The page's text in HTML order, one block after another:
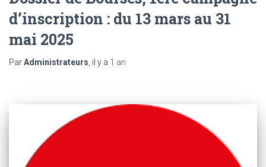
d’inscription : du 13 mars au 31
mai 2025
ParAdministrateurs , il y a 1 an